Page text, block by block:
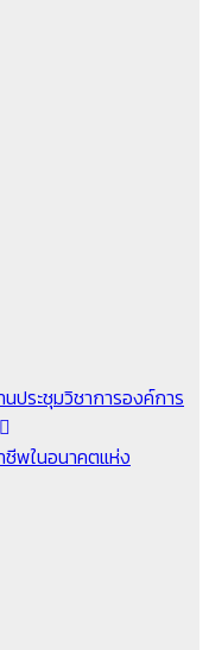
ประชุมวิชาการองค์การ
ชีพในอนาคตแห่ง